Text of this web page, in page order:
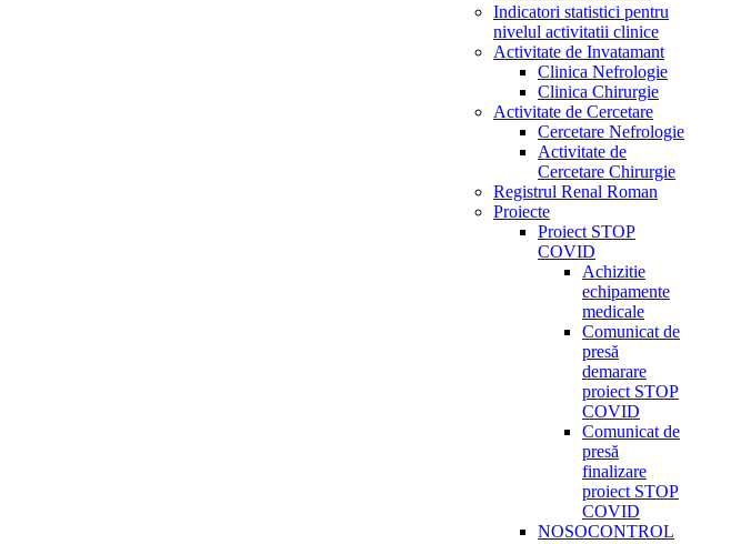
Indicatori statistici pentru
nivelul activitatii clinice
Activitate de Invatamant
Clinica Nefrologie
Clinica Chirurgie
Activitate de Cercetare
Cercetare Nefrologie
Activitate de
Cercetare Chirurgie
Registrul Renal Roman
Proiecte
Proiect STOP
COVID
Achizitie
echipamente
medicale
Comunicat de
presă
demarare
proiect STOP
COVID
Comunicat de
presă
finalizare
proiect STOP
COVID
NOSOCONTROL